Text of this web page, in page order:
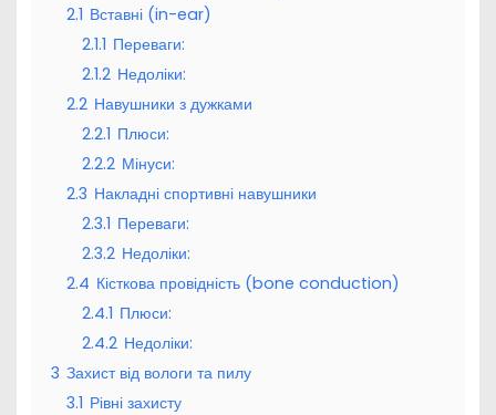
2.1 Вставні (in-ear)
2.1.1 Переваги:
2.1.2 Недоліки:
2.2 Навушники з дужками
2.2.1 Плюси:
2.2.2 Мінуси:
2.3 Накладні спортивні навушники
2.3.1 Переваги:
2.3.2 Недоліки:
2.4 Кісткова провідність (bone conduction)
2.4.1 Плюси:
2.4.2 Недоліки:
3 Захист від вологи та пилу
3.1 Рівні захисту